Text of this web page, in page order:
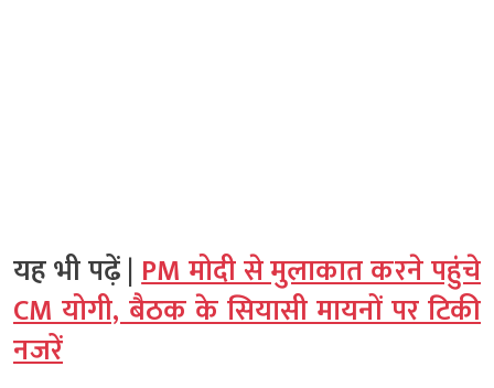
यह भी पढ़ें |PM मोदी से मुलाकात करने पहुंचे
CM योगी, बैठक के सियासी मायनों पर टिकी
नजरें